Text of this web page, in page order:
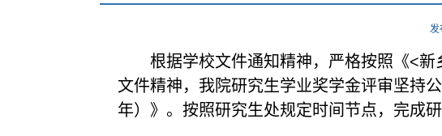
发
根据学校文件通知精神，严格按照《<新
文件精神，我院研究生学业奖学金评审坚持
年）》。按照研究生处规定时间节点，完成